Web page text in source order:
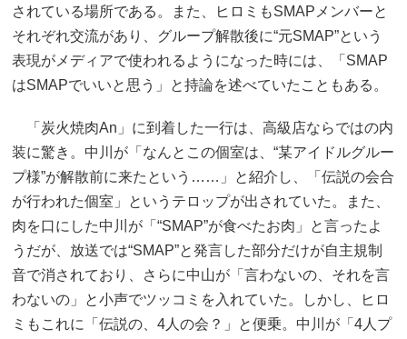
されている場所である。また、ヒロミもSMAPメンバーと
それぞれ交流があり、グループ解散後に“元SMAP”という
表現がメディアで使われるようになった時には、「SMAP
はSMAPでいいと思う」と持論を述べていたこともある。
「炭火焼肉An」に到着した一行は、高級店ならではの内
装に驚き。中川が「なんとこの個室は、“某アイドルグルー
プ様”が解散前に来たという……」と紹介し、「伝説の会合
が行われた個室」というテロップが出されていた。また、
肉を口にした中川が「“SMAP”が食べたお肉」と言ったよ
うだが、放送では“SMAP”と発言した部分だけが自主規制
音で消されており、さらに中山が「言わないの、それを言
わないの」と小声でツッコミを入れていた。しかし、ヒロ
ミもこれに「伝説の、4人の会？」と便乗。中川が「4人プ